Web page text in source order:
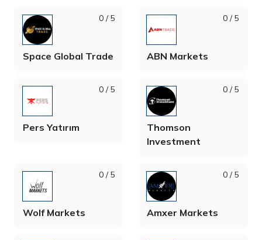
0 / 5
Space Global Trade
0 / 5
ABN Markets
0 / 5
Pers Yatırım
0 / 5
Thomson
Investment
0 / 5
Wolf Markets
0 / 5
Amxer Markets